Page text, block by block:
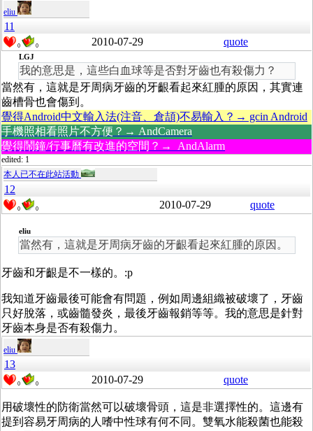
eliu
11
0 0 2010-07-29 quote
LGJ
我的意思是，這些白血球等是否對牙齒也有殺傷力？
當然有，這就是牙周病牙齒的牙齦看起來紅腫的原因，其實連
齒槽骨也會傷到。
覺得Android中文輸入法(注音、倉頡)不易輸入？→ gcin Android
手機照相看照片不方便？→ AndCamera
覺得鬧鐘/行事曆有改進的空間？→ AndAlarm
edited: 1
本人已不在此站活動
12
0 0 2010-07-29 quote
eliu
當然有，這就是牙周病牙齒的牙齦看起來紅腫的原因。
牙齒和牙齦是不一樣的。:p
我知道牙齒最後可能會有問題，例如周邊組織被破壞了，牙齒
只好脫落，或齒髓發炎，最後牙齒報銷等等。我的意思是針對
牙齒本身是否有殺傷力。
eliu
13
0 0 2010-07-29 quote
用破壞性的防衛當然可以破壞骨頭，這是非選擇性的。這邊有
提到容易牙周病的人嗜中性球有何不同。雙氧水能殺菌也能殺